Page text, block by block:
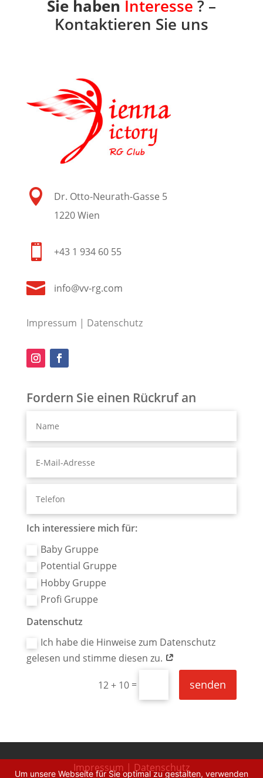
Sie haben Interesse ? –
Kontaktieren Sie uns

Dr. Otto-Neurath-Gasse 5
1220 Wien
 +43 1 934 60 55
 info@vv-rg.com
Impressum | Datenschutz
Fordern Sie einen Rückruf an
Ich interessiere mich für:
Baby Gruppe
Potential Gruppe
Hobby Gruppe
Profi Gruppe
Datenschutz
Ich habe die Hinweise zum Datenschutz
gelesen und stimme diesen zu.
12 + 10 = senden
Impressum | Datenschutz
Um unsere Webseite für Sie optimal zu gestalten, verwenden